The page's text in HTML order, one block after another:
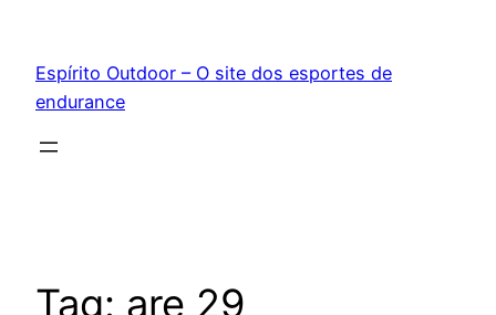
conteúdo
Espírito Outdoor – O site dos esportes de
endurance
Tag: are 29